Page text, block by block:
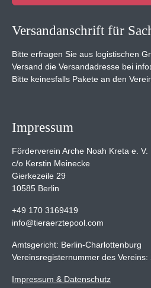
Versandanschrift für
Bitte erfragen Sie aus logistischen
Versand die Versandadresse bei
Bitte keinesfalls Pakete an den
Impressum
Förderverein Arche Noah Kreta e. V.
c/o Kerstin Meinecke
Gierkezeile 29
10585 Berlin
+49 170 3169419
info@tieraerztepool.com
Amtsgericht: Berlin-Charlottenburg
Vereinsregisternummer des Vereins:
Impressum & Datenschutz